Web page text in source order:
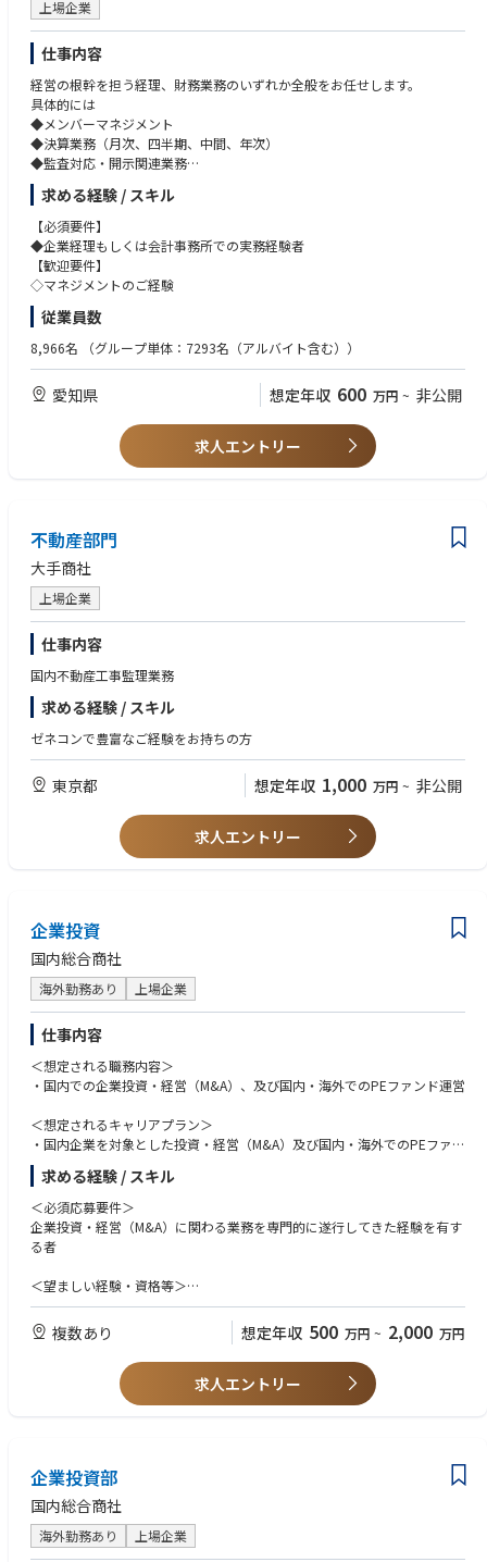
上場企業
仕事内容
経営の根幹を担う経理、財務業務のいずれか全般をお任せします。
具体的には
◆メンバーマネジメント
◆決算業務（月次、四半期、中間、年次）
◆監査対応・開示関連業務
◆伝票処理、出納処理
◆財務分析
◆予算管理
◆振込業務
◆その他総務・経理に関する業務
求める経験 / スキル
【必須要件】
◆企業経理もしくは会計事務所での実務経験者
【歓迎要件】
◇マネジメントのご経験
従業員数
8,966名 （グループ単体：7293名（アルバイト含む））
愛知県 想定年収 600 万円 ~ 非公開
求人エントリー
不動産部門
大手商社
上場企業
仕事内容
国内不動産工事監理業務
求める経験 / スキル
ゼネコンで豊富なご経験をお持ちの方
東京都 想定年収 1,000 万円 ~ 非公開
求人エントリー
企業投資
国内総合商社
海外勤務あり 上場企業
仕事内容
＜想定される職務内容＞
・国内での企業投資・経営（M&A）、及び国内・海外でのPEファンド運営
＜想定されるキャリアプラン＞
・国内企業を対象とした投資・経営（M&A）及び国内・海外でのPEファン
ド運営事業における関連業務（投資先企業の開拓・評価・交渉・投資実
行・経営改善、事業の企画・開発・投資・運営・管理）
・企業投資部（東京本社、或いはグループ会社出向）にてM&A・PEファン
ド運営の実務、投資先企業の成長戦略の実践を行い、将来は同部署のマネ
ジメントポスト、海外事業対応、他部署におけるM&A業務に従事すること
求める経験 / スキル
＜必須応募要件＞
企業投資・経営（M&A）に関わる業務を専門的に遂行してきた経験を有す
る者
＜望ましい経験・資格等＞
PEファンド・投資銀行・コンサルティング会社・事業会社等にて複数案件
をハンズオンで実行した経験（当該業務経験3年以上）
複数あり 想定年収 500 万円 ~ 2,000 万円
求人エントリー
企業投資部
国内総合商社
海外勤務あり 上場企業